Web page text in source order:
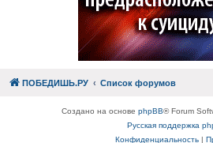
ПОБЕДИШЬ.РУ Список форумов
Создано на основе phpBB® Forum
Русская поддержка
Конфиденциальность|